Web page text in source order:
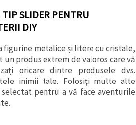
TIP SLIDER PENTRU
DIY
figurine metalice și litere cu cristale,
produs extrem de valoros care vă
oricare dintre produsele dvs.
inimii tale. Folosiți multe alte
pentru a vă face aventurile